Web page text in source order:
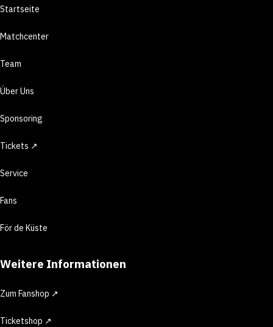
Startseite
Matchcenter
Team
Über Uns
Sponsoring
Tickets ↗
Service
Fans
För de Küste
Weitere Informationen
Zum Fanshop ↗
Ticketshop ↗